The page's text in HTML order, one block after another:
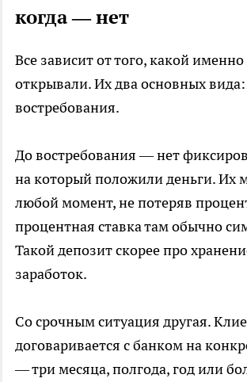
когда — нет
Все зависит от того, какой
открывали. Их два основных
востребования.
До востребования — нет
на который положили деньги. Их
любой момент, не потеряв
процентная ставка там обычно
Такой депозит скорее про
заработок.
Со срочным ситуация другая.
договаривается с банком на
— три месяца, полгода, год или